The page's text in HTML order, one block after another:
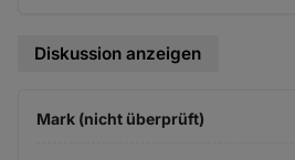
Diskussion anzeigen
Mark (nicht überprüft)